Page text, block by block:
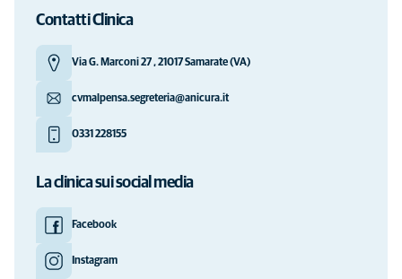
Contatti Clinica
Via G. Marconi 27 , 21017 Samarate (VA)
cvmalpensa.segreteria@anicura.it
0331 228155
La clinica sui social media
Facebook
Instagram